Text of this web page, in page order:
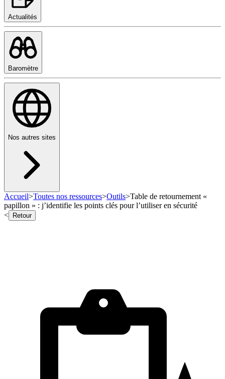
Actualités
Baromètre
Nos autres sites
Accueil>Toutes nos ressources>Outils>Table de retournement «
papillon » : j’identifie les points clés pour l’utiliser en sécurité
<
Retour